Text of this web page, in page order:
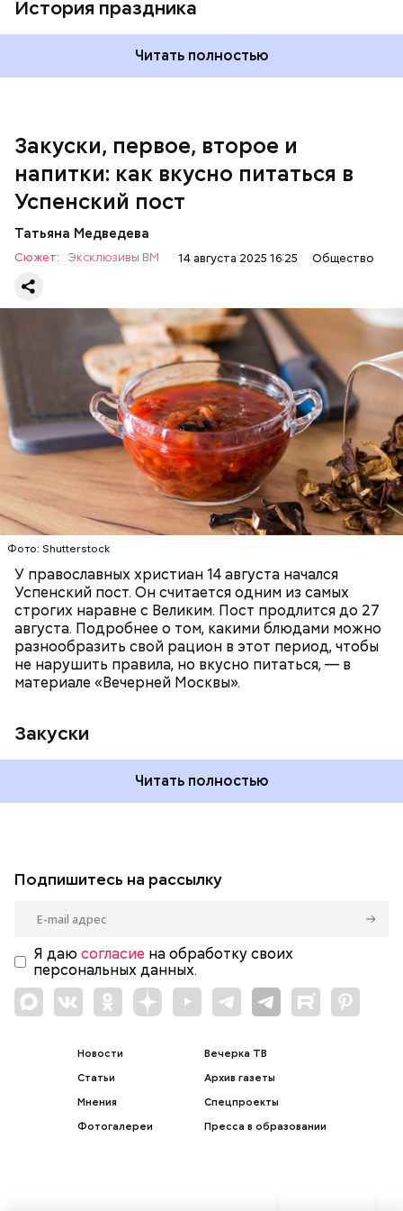
История праздника
Читать полностью
Закуски, первое, второе и
напитки: как вкусно питаться в
Успенский пост
Татьяна Медведева
Сюжет: Эксклюзивы ВМ 14 августа 2025 16:25 Общество
Фото: Shutterstock
У православных христиан 14 августа начался
Успенский пост. Он считается одним из самых
строгих наравне с Великим. Пост продлится до 27
августа. Подробнее о том, какими блюдами можно
разнообразить свой рацион в этот период, чтобы
не нарушить правила, но вкусно питаться, — в
материале «Вечерней Москвы».
Закуски
Баклажаны с овощами
600 г помидоров;
300 г моркови;
200 г шпината;
зелень петрушки и укропа.
Читать полностью
ПРАВОСЛАВИЕ ЕДА РЕЦЕПТЫ
Подпишитесь на рассылку
Я даю согласие на обработку своих
персональных данных.
Новости
Статьи
Мнения
Фотогалереи
Вечерка ТВ
Архив газеты
Спецпроекты
Пресса в образовании